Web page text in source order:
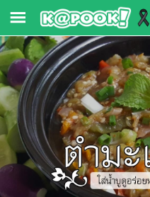
ข่าว-
ความ
รู้
ข่าว
ข่าว
บันเทิง